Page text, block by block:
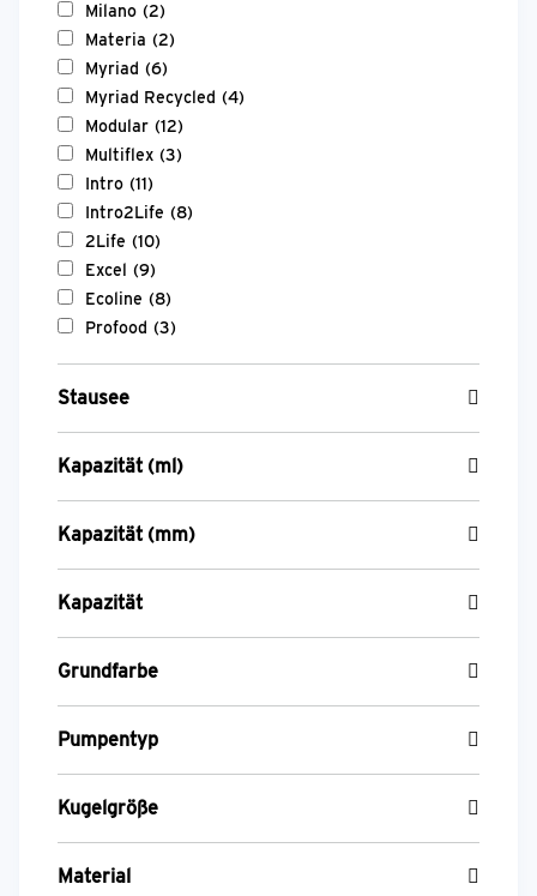
Milano (2)
Materia (2)
Myriad (6)
Myriad Recycled (4)
Modular (12)
Multiflex (3)
Intro (11)
Intro2Life (8)
2Life (10)
Excel (9)
Ecoline (8)
Profood (3)
Stausee
Kapazität (ml)
Kapazität (mm)
Kapazität
Grundfarbe
Pumpentyp
Kugelgröße
Material